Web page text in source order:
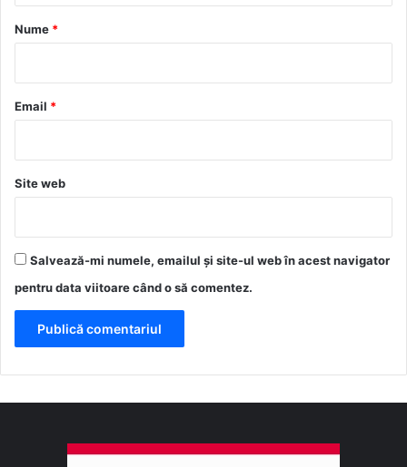
r
*
Nume *
Email *
Site web
Salvează-mi numele, emailul și site-ul web în acest navigator
pentru data viitoare când o să comentez.